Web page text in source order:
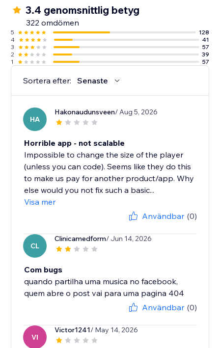
3.4 genomsnittlig betyg
322 omdömen
5
128
4
41
3
57
2
39
1
57
Sortera efter: Senaste
HA
Hakonaudunsveen/ Aug 5, 2026
Horrible app - not scalable
Impossible to change the size of the player
(unless you can code). Seems like they do this
to make us pay for another product/app. Why
else would you not fix such a basic...
Visa mer
Användbar (0)
CL
Clinicamedform/ Jun 14, 2026
Com bugs
quando partilha uma musica no facebook,
quem abre o post vai para uma pagina 404
Användbar (0)
VI
Victor1241/ May 14, 2026